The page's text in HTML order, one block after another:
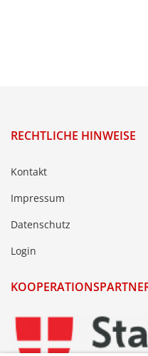
RECHTLICHE HINWEISE
Kontakt
Impressum
Datenschutz
Login